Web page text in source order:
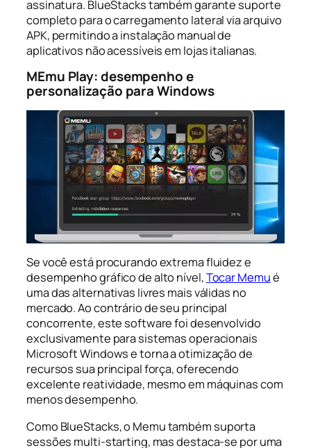
assinatura. BlueStacks também garante suporte
completo para o carregamento lateral via arquivo
APK, permitindo a instalação manual de
aplicativos não acessíveis em lojas italianas.
MEmu Play: desempenho e
personalização para Windows
Se você está procurando extrema fluidez e
desempenho gráfico de alto nível,Tocar Memué
uma das alternativas livres mais válidas no
mercado. Ao contrário de seu principal
concorrente, este software foi desenvolvido
exclusivamente para sistemas operacionais
Microsoft Windows e torna a otimização de
recursos sua principal força, oferecendo
excelente reatividade, mesmo em máquinas com
menos desempenho.
Como BlueStacks, o Memu também suporta
sessões multi-starting, mas destaca-se por uma